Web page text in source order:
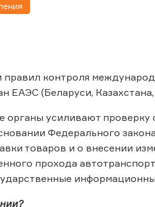
контроля
ЕАЭС (Беларуси,
органы усиливают
Федерального
товаров и о внесении
прохода